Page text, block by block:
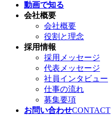
動画で知る
会社概要
会社概要
役割と理念
採用情報
採用メッセージ
代表メッセージ
社員インタビュー
仕事の流れ
募集要項
お問い合わせCONTACT